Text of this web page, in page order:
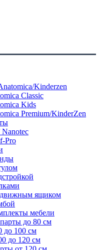
Kinderzen
Classic
Kids
Premium/KinderZen
Pro
ящиком
мебели
до 80 см
до 100 см
до 120 см